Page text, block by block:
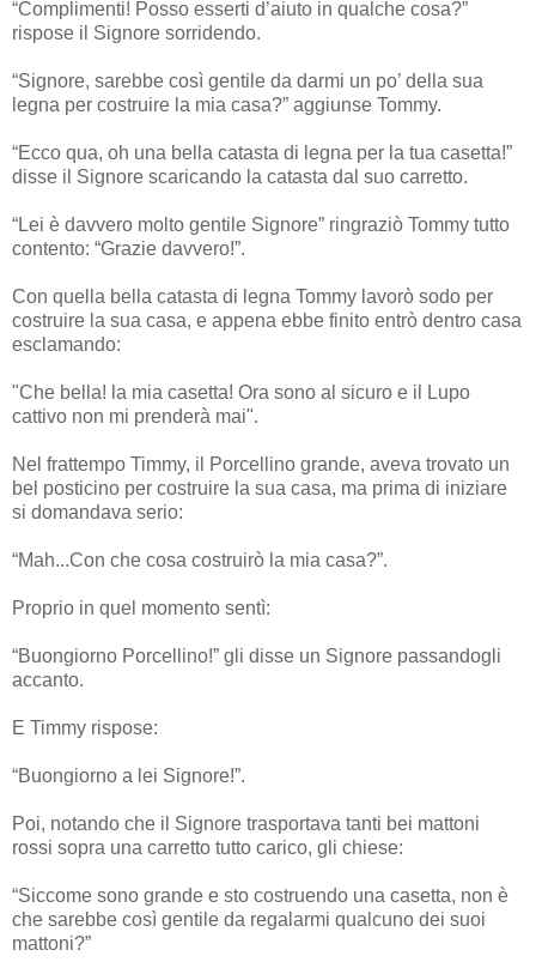
“Complimenti! Posso esserti d’aiuto in qualche cosa?”
rispose il Signore sorridendo.
“Signore, sarebbe così gentile da darmi un po’ della sua
legna per costruire la mia casa?” aggiunse Tommy.
“Ecco qua, oh una bella catasta di legna per la tua casetta!”
disse il Signore scaricando la catasta dal suo carretto.
“Lei è davvero molto gentile Signore” ringraziò Tommy tutto
contento: “Grazie davvero!”.
Con quella bella catasta di legna Tommy lavorò sodo per
costruire la sua casa, e appena ebbe finito entrò dentro casa
esclamando:
"Che bella! la mia casetta! Ora sono al sicuro e il Lupo
cattivo non mi prenderà mai".
Nel frattempo Timmy, il Porcellino grande, aveva trovato un
bel posticino per costruire la sua casa, ma prima di iniziare
si domandava serio:
“Mah...Con che cosa costruirò la mia casa?”.
Proprio in quel momento sentì:
“Buongiorno Porcellino!” gli disse un Signore passandogli
accanto.
E Timmy rispose:
“Buongiorno a lei Signore!”.
Poi, notando che il Signore trasportava tanti bei mattoni
rossi sopra una carretto tutto carico, gli chiese:
“Siccome sono grande e sto costruendo una casetta, non è
che sarebbe così gentile da regalarmi qualcuno dei suoi
mattoni?”